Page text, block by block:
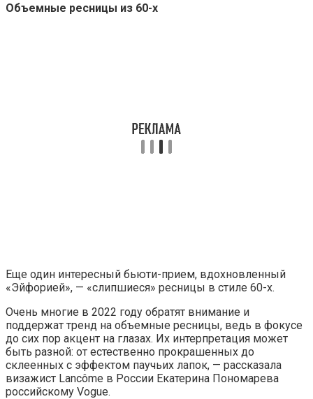
Объемные ресницы из 60-х
Еще один интересный бьюти-прием, вдохновленный
«Эйфорией», — «слипшиеся» ресницы в стиле 60-х.
Очень многие в 2022 году обратят внимание и
поддержат тренд на объемные ресницы, ведь в фокусе
до сих пор акцент на глазах. Их интерпретация может
быть разной: от естественно прокрашенных до
склеенных с эффектом паучьих лапок, — рассказала
визажист Lancôme в России Екатерина Пономарева
российскому Vogue.